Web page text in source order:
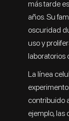
más tarde
años. Su
oscuridad
uso y
laboratorios
La línea
contribuido
ejemplo,